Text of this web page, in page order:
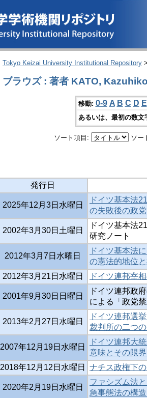
Tokyo Keizai University Institutional Repository
ブラウズ : 著者 KATO,
移動: 0-9 A B C D E
あるいは、最初の数
ソート項目: ソー
発行日
2025年12月3日水曜日
ドイツ基本法
の失敗後の政
2002年3月30日土曜日
ドイツ基本法
研究ノート
2012年3月7日水曜日
ドイツ基本法
の憲法的地位
2012年3月21日水曜日
ドイツ連邦宰
2001年9月30日日曜日
ドイツ連邦政
による「政党
2013年2月27日水曜日
ドイツ連邦選
裁判所の二つ
2007年12月19日水曜日
ドイツ連邦大
意味とその限
2018年12月12日水曜日
ナチス政権下
2020年2月19日水曜日
ファシズム法
急事態法の構